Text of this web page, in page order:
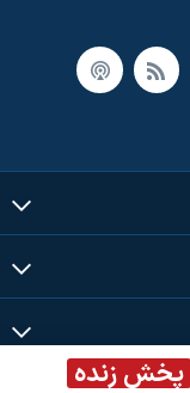
پخش زنده